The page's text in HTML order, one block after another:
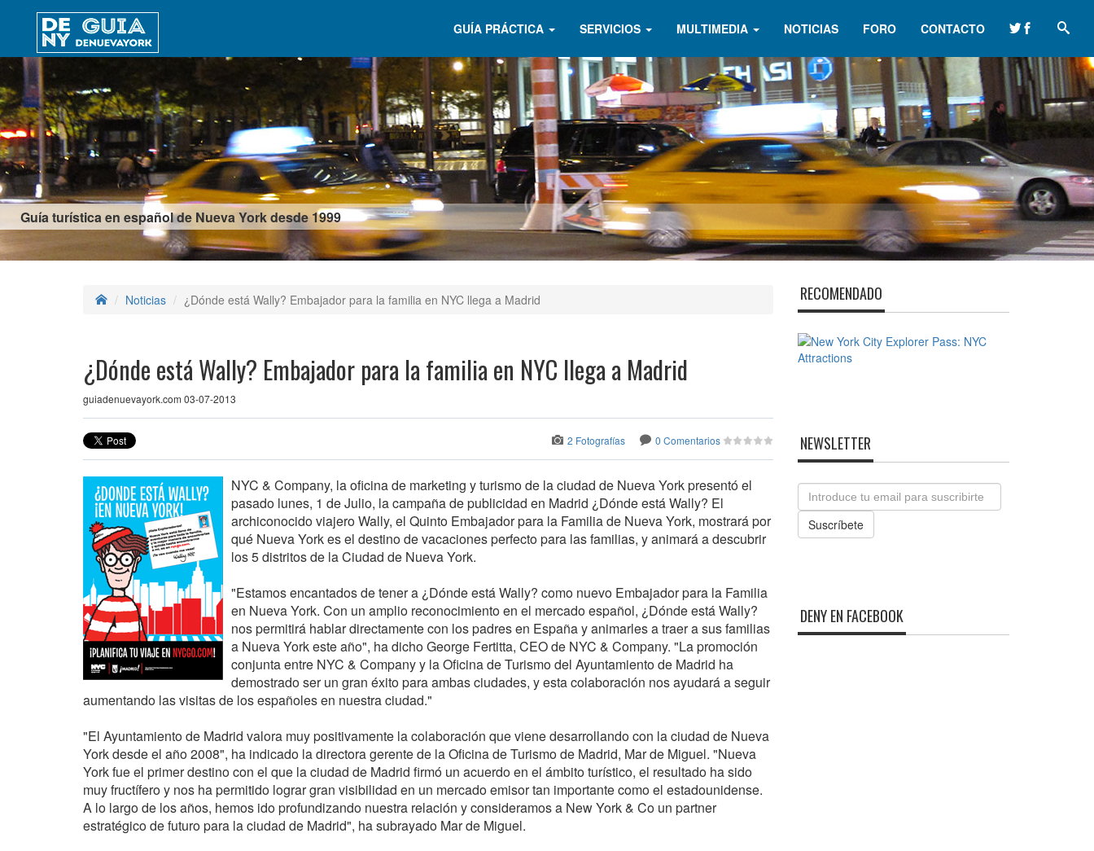
Guía turística en español de Nueva York desde 1999
GUÍA PRÁCTICA SERVICIOS MULTIMEDIA NOTICIAS FORO CONTACTO
Noticias ¿Dónde está Wally? Embajador para la familia en NYC llega a Madrid
¿Dónde está Wally? Embajador para la familia en NYC llega a Madrid
guiadenuevayork.com 03-07-2013
0 Comentarios
2 Fotografías
NYC & Company, la oficina de marketing y turismo de la ciudad de Nueva York presentó el
pasado lunes, 1 de Julio, la campaña de publicidad en Madrid ¿Dónde está Wally? El
archiconocido viajero Wally, el Quinto Embajador para la Familia de Nueva York, mostrará por
qué Nueva York es el destino de vacaciones perfecto para las familias, y animará a descubrir
los 5 distritos de la Ciudad de Nueva York.
"Estamos encantados de tener a ¿Dónde está Wally? como nuevo Embajador para la Familia
en Nueva York. Con un amplio reconocimiento en el mercado español, ¿Dónde está Wally?
nos permitirá hablar directamente con los padres en España y animarles a traer a sus familias
a Nueva York este año", ha dicho George Fertitta, CEO de NYC & Company. "La promoción
conjunta entre NYC & Company y la Oficina de Turismo del Ayuntamiento de Madrid ha
demostrado ser un gran éxito para ambas ciudades, y esta colaboración nos ayudará a seguir
aumentando las visitas de los españoles en nuestra ciudad."
"El Ayuntamiento de Madrid valora muy positivamente la colaboración que viene desarrollando con la ciudad de Nueva
York desde el año 2008", ha indicado la directora gerente de la Oficina de Turismo de Madrid, Mar de Miguel. "Nueva
York fue el primer destino con el que la ciudad de Madrid firmó un acuerdo en el ámbito turístico, el resultado ha sido
muy fructífero y nos ha permitido lograr gran visibilidad en un mercado emisor tan importante como el estadounidense.
A lo largo de los años, hemos ido profundizando nuestra relación y consideramos a New York & Co un partner
estratégico de futuro para la ciudad de Madrid", ha subrayado Mar de Miguel.
RECOMENDADO
NEWSLETTER
Email
Suscríbete
DENY EN FACEBOOK